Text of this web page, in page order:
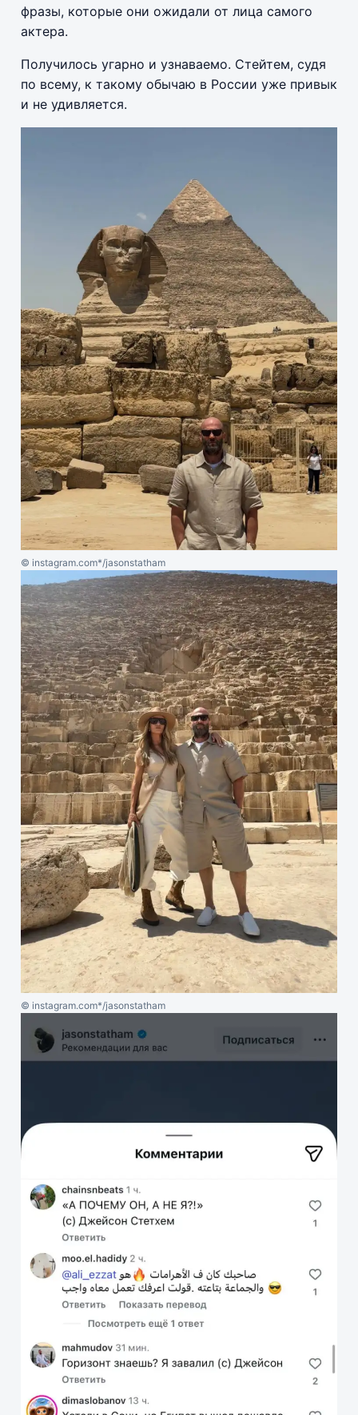
фразы, которые они ожидали от лица самого
актера.
Получилось угарно и узнаваемо. Стейтем, судя
по всему, к такому обычаю в России уже привык
и не удивляется.
© instagram.com*/jasonstatham
© instagram.com*/jasonstatham